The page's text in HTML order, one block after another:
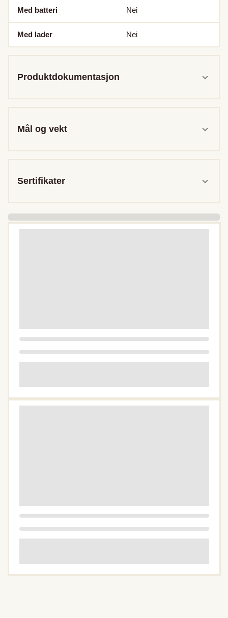
Med batteri Nei
Med lader Nei
Produktdokumentasjon
Mål og vekt
Sertifikater